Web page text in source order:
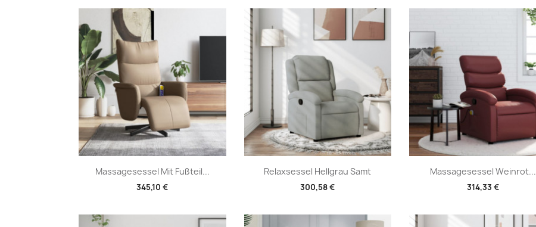
Massagesessel Mit Fußteil...
345,10 €
Vorschau Relaxsessel Hellgrau Samt
300,58 €
Vorschau Massagesessel Weinrot...
314,33 €
Vorschau